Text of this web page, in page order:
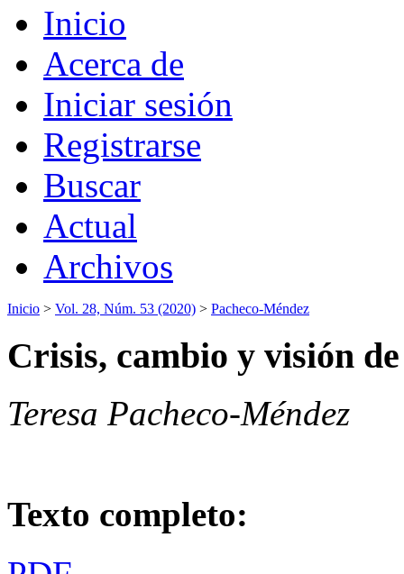
Inicio
Acerca de
Iniciar sesión
Registrarse
Buscar
Actual
Archivos
Inicio > Vol. 28, Núm. 53 (2020) > Pacheco-Méndez
Crisis, cambio y visión
Teresa Pacheco-Méndez
Texto completo: